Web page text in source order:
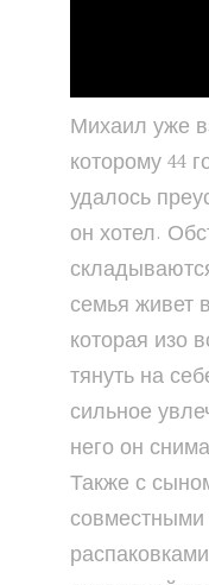
Михаил уже
которому 44
удалось
он хотел.
семья живет
которая изо
тянуть на
сильное
него он
Также с